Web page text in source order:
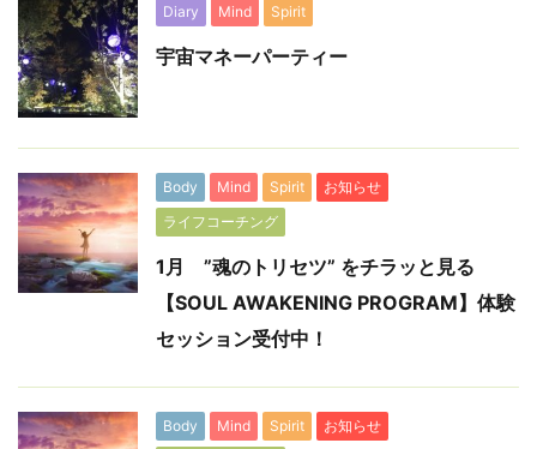
Diary Mind Spirit
宇宙マネーパーティー
Body Mind Spirit
お知らせ
ライフコーチング
1月 ”魂のトリセツ” をチラッと見る
【SOUL AWAKENING PROGRAM】体験
セッション受付中！
Body Mind Spirit
お知らせ